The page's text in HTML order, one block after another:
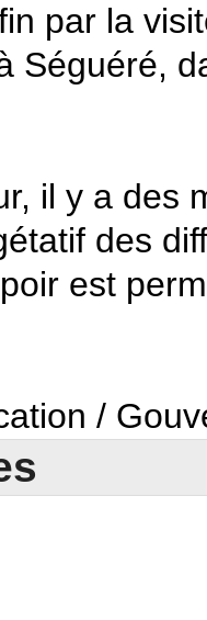
par la
Séguéré,
il y a des
des
est
/